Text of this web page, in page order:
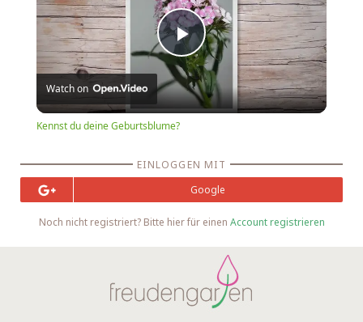
Play
Video
Watch on
Kennst du deine Geburtsblume?
EINLOGGEN MIT
Google
Noch nicht registriert? Bitte hier für einen Account registrieren